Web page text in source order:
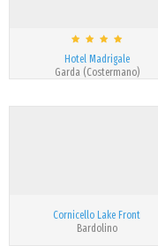
Hotel Madrigale
Garda (Costermano)
Cornicello Lake Front
Bardolino